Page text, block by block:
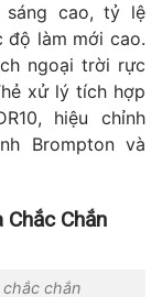
sáng cao, tỷ lệ
độ làm mới cao.
ngoại trời rực
xử lý tích hợp
hiệu chỉnh
Brompton và
Chắn
chắc chắn